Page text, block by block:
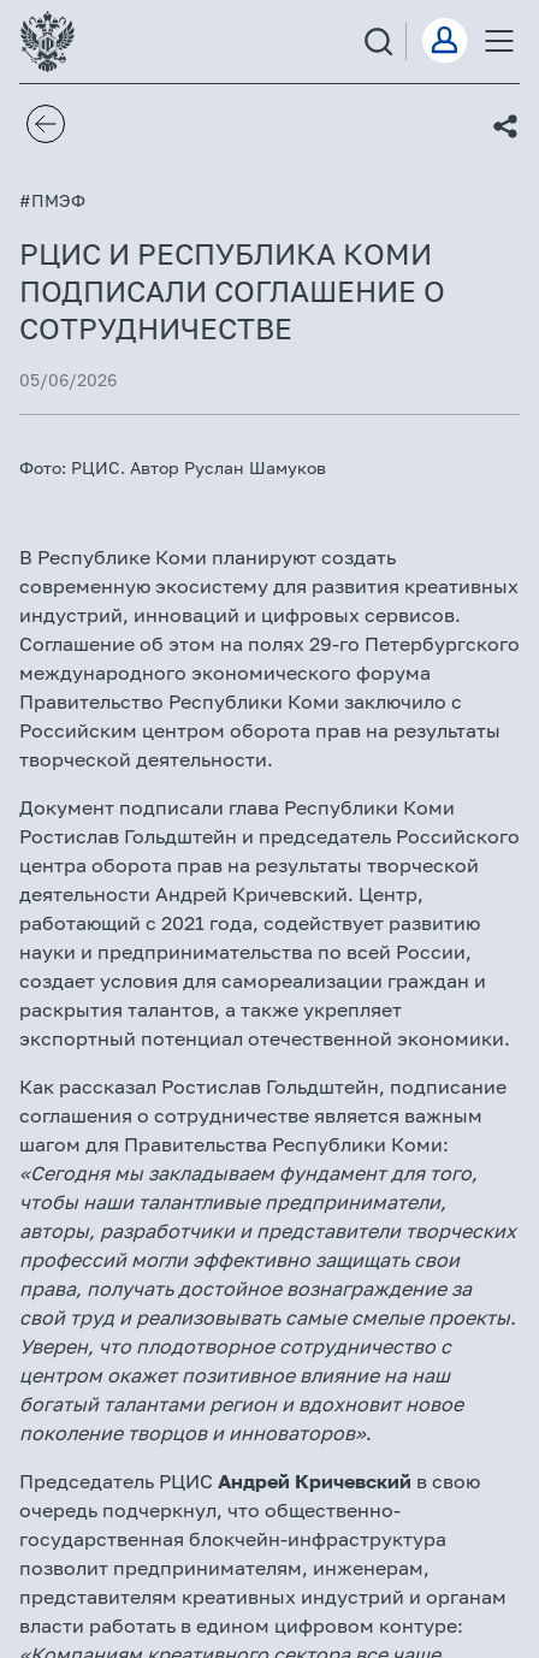
#ПМЭФ
РЦИС И РЕСПУБЛИКА КОМИ
ПОДПИСАЛИ СОГЛАШЕНИЕ О
СОТРУДНИЧЕСТВЕ
05/06/2026
Фото: РЦИС. Автор Руслан Шамуков
В Республике Коми планируют создать
современную экосистему для развития креативных
индустрий, инноваций и цифровых сервисов.
Соглашение об этом на полях 29-го Петербургского
международного экономического форума
Правительство Республики Коми заключило с
Российским центром оборота прав на результаты
творческой деятельности.
Документ подписали глава Республики Коми
Ростислав Гольдштейн и председатель Российского
центра оборота прав на результаты творческой
деятельности Андрей Кричевский. Центр,
работающий с 2021 года, содействует развитию
науки и предпринимательства по всей России,
создает условия для самореализации граждан и
раскрытия талантов, а также укрепляет
экспортный потенциал отечественной экономики.
Как рассказал Ростислав Гольдштейн, подписание
соглашения о сотрудничестве является важным
шагом для Правительства Республики Коми:
«Сегодня мы закладываем фундамент для того,
чтобы наши талантливые предприниматели,
авторы, разработчики и представители творческих
профессий могли эффективно защищать свои
права, получать достойное вознаграждение за
свой труд и реализовывать самые смелые проекты.
Уверен, что плодотворное сотрудничество с
центром окажет позитивное влияние на наш
богатый талантами регион и вдохновит новое
поколение творцов и инноваторов».
Председатель РЦИС Андрей Кричевский в свою
очередь подчеркнул, что общественно-
государственная блокчейн-инфраструктура
позволит предпринимателям, инженерам,
представителям креативных индустрий и органам
власти работать в едином цифровом контуре: